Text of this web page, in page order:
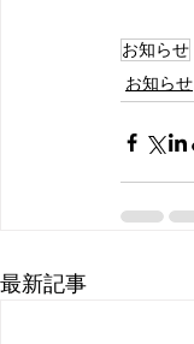
お知らせ
お知らせ
最新記事